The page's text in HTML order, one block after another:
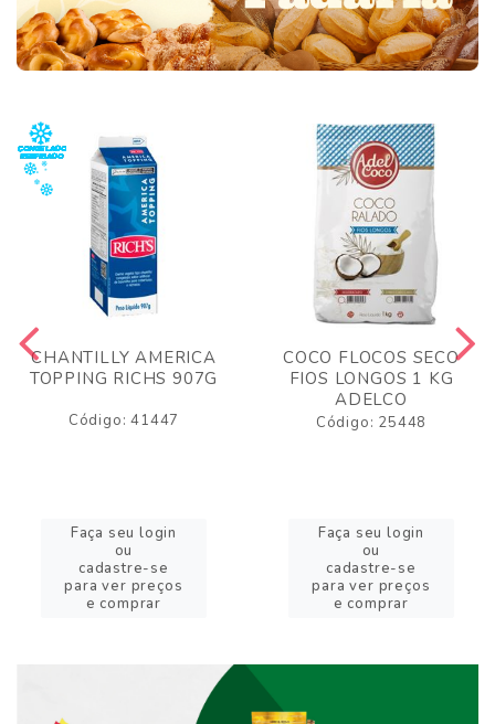
CHANTILLY AMERICA
TOPPING RICHS 907G
Código: 41447
Faça seu login
ou
cadastre-se
para ver preços
e comprar
COCO FLOCOS SECO
FIOS LONGOS 1 KG
ADELCO
Código: 25448
Faça seu login
ou
cadastre-se
para ver preços
e comprar